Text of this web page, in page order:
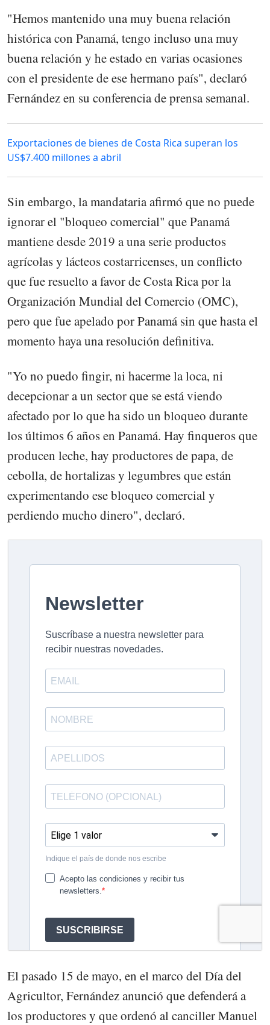
"Hemos mantenido una muy buena relación
histórica con Panamá, tengo incluso una muy
buena relación y he estado en varias ocasiones
con el presidente de ese hermano país", declaró
Fernández en su conferencia de prensa semanal.
Exportaciones de bienes de Costa Rica superan los
US$7.400 millones a abril
Sin embargo, la mandataria afirmó que no puede
ignorar el "bloqueo comercial" que Panamá
mantiene desde 2019 a una serie productos
agrícolas y lácteos costarricenses, un conflicto
que fue resuelto a favor de Costa Rica por la
Organización Mundial del Comercio (OMC),
pero que fue apelado por Panamá sin que hasta el
momento haya una resolución definitiva.
"Yo no puedo fingir, ni hacerme la loca, ni
decepcionar a un sector que se está viendo
afectado por lo que ha sido un bloqueo durante
los últimos 6 años en Panamá. Hay finqueros que
producen leche, hay productores de papa, de
cebolla, de hortalizas y legumbres que están
experimentando ese bloqueo comercial y
perdiendo mucho dinero", declaró.
El pasado 15 de mayo, en el marco del Día del
Agricultor, Fernández anunció que defenderá a
los productores y que ordenó al canciller Manuel